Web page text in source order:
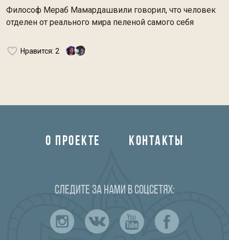
Философ Мераб Мамардашвили говорил, что человек
отделен от реального мира пеленой самого себя
Нравится: 2
О ПРОЕКТЕ КОНТАКТЫ
Следите за нами в соцсетях: